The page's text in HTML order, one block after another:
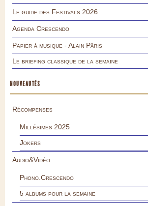
Le guide des Festivals 2026
Agenda Crescendo
Papier à musique - Alain Pâris
Le briefing classique de la semaine
NOUVEAUTÉS
Récompenses
Millésimes 2025
Jokers
Audio&Vidéo
Phono.Crescendo
5 albums pour la semaine